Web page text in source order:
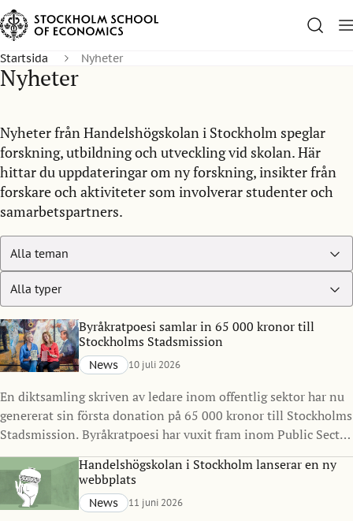
Startsida Nyheter
Nyheter
Nyheter från Handelshögskolan i Stockholm speglar
forskning, utbildning och utveckling vid skolan. Här
hittar du uppdateringar om ny forskning, insikter från
forskare och aktiviteter som involverar studenter och
samarbetspartners.
Byråkratpoesi samlar in 65 000 kronor till
Stockholms Stadsmission
News 10 juli 2026
En diktsamling skriven av ledare inom offentlig sektor har nu
genererat sin första donation på 65 000 kronor till Stockholms
Stadsmission. Byråkratpoesi har vuxit fram inom Public Sector
Management Program vid Handelshögskolan i Stockholm
under det senaste decenniet och visar hur ledarskap, reflektion
och kreativitet kan göra avtryck långt utanför klassrummet.
Handelshögskolan i Stockholm lanserar en ny
webbplats
News 11 juni 2026